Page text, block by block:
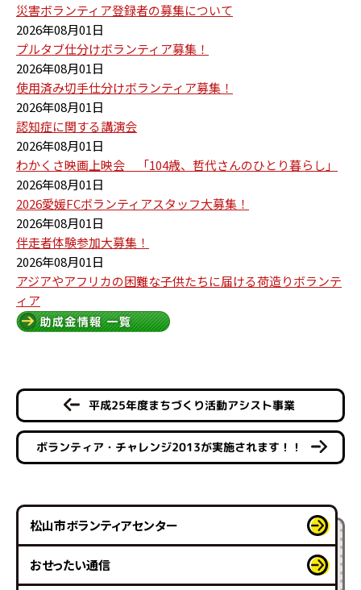
災害ボランティア登録者の募集について
2026年08月01日
プルタブ仕分けボランティア募集！
2026年08月01日
使用済み切手仕分けボランティア募集！
2026年08月01日
認知症に関する講演会
2026年08月01日
わかくさ映画上映会 「104歳、哲代さんのひとり暮らし」
2026年08月01日
2026愛媛FCボランティアスタッフ大募集！
2026年08月01日
伴走者体験参加大募集！
2026年08月01日
アジアやアフリカの困難な子供たちに届ける荷造りボランテ
ィア
平成25年度まちづくり活動アシスト事業
ボランティア・チャレンジ2013が実施されます！！
松山市ボランティアセンター
おせったい通信